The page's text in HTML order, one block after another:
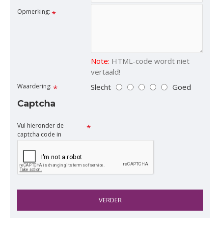
Opmerking:
Note: HTML-code wordt niet
vertaald!
Waardering: Slecht Goed
Captcha
Vul hieronder de
captcha code in
VERDER